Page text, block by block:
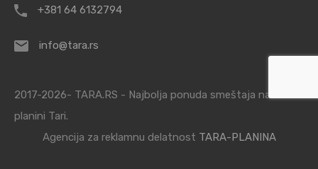
+381 64 6132794
info@tara.rs
2017-2026- TARA.RS - Najbolja ponuda smeštaja na
planini Tari.
Agencija za reklamnu delatnost TARA-PLANINA